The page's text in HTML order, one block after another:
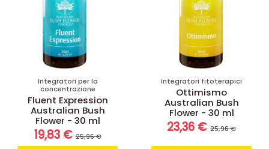
Integratori per la
concentrazione
Fluent Expression
Australian Bush
Flower - 30 ml
19,83 €25,96 €
Integratori fitoterapici
Ottimismo
Australian Bush
Flower - 30 ml
23,36 € 25,96 €